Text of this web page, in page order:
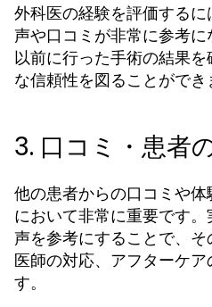
外科医の経験を評価する
声や口コミが非常に参考
以前に行った手術の結果
な信頼性を図ることができ
3. 口コミ・患者
他の患者からの口コミや
において非常に重要です
声を参考にすることで、
医師の対応、アフターケ
す。